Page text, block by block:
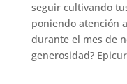
seguir cultivando
poniendo atención
durante el mes de
generosidad?